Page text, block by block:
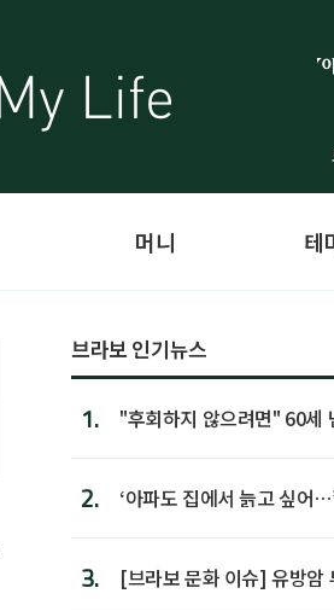
머니 테
브라보 인기뉴스
1.
"후회하지 않으려면" 60세
2.
‘아파도 집에서 늙고 싶어
3.
[브라보 문화 이슈] 유방암